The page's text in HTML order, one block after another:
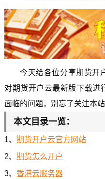
今天给各位分享期货开
对期货开户云最新版下载进
面临的问题，别忘了关注本站
本文目录一览：
1、 期货开户云官方网站
2、 期货怎么开户
3、 香港云服务器